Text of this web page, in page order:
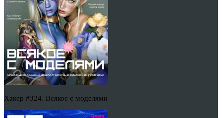
Хакер #324. Всякое с моделями